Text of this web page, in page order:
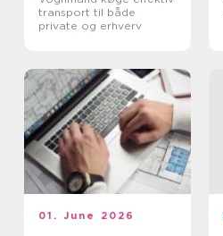
transport til både
private og erhverv
01. June 2026